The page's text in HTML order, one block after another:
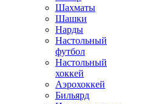
Шахматы
Шашки
Нарды
Настольный
футбол
Настольный
хоккей
Аэрохоккей
Бильярд